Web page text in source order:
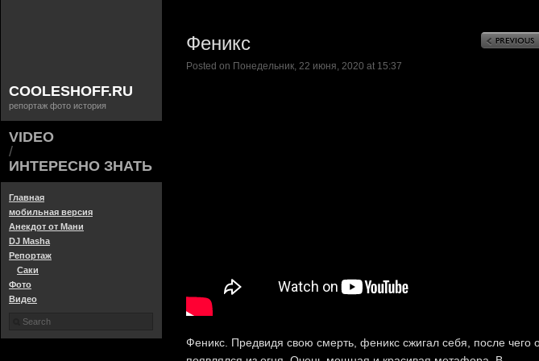
COOLESHOFF.RU
репортаж фото история
VIDEO
/
ИНТЕРЕСНО ЗНАТЬ
Главная
мобильная версия
Анекдот от Мани
DJ Masha
Репортаж
Саки
Фото
Видео
Феникс
Posted on Понедельник, 22 июня, 2020 at 15:37
Феникс. Предвидя свою смерть, феникс сжигал себя, после чего